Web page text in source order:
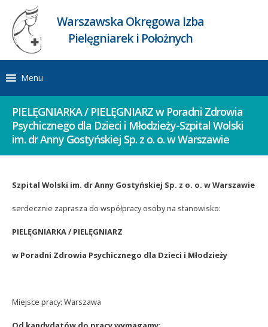
Warszawska Okręgowa Izba
Pielęgniarek i Położnych
Menu
PIELĘGNIARKA / PIELĘGNIARZ w Poradni Zdrowia
Psychicznego dla Dzieci i Młodzieży-Szpital Wolski
im. dr Anny Gostyńskiej Sp. z o. o. w Warszawie
Szpital Wolski im. dr Anny Gostyńskiej Sp. z o. o. w Warszawie
serdecznie zaprasza do współpracy osoby na stanowisko:
PIELĘGNIARKA / PIELĘGNIARZ
w Poradni Zdrowia Psychicznego dla Dzieci i Młodzieży
Miejsce pracy: Warszawa